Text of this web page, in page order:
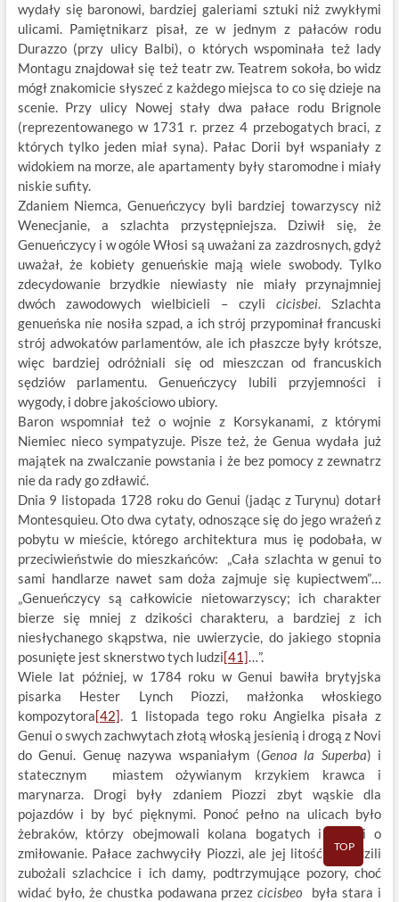
wydały się baronowi, bardziej galeriami sztuki niż zwykłymi
ulicami. Pamiętnikarz pisał, ze w jednym z pałaców rodu
Durazzo (przy ulicy Balbi), o których wspominała też lady
Montagu znajdował się też teatr zw. Teatrem sokoła, bo widz
mógł znakomicie słyszeć z każdego miejsca to co się dzieje na
scenie. Przy ulicy Nowej stały dwa pałace rodu Brignole
(reprezentowanego w 1731 r. przez 4 przebogatych braci, z
których tylko jeden miał syna). Pałac Dorii był wspaniały z
widokiem na morze, ale apartamenty były staromodne i miały
niskie sufity.
Zdaniem Niemca, Genueńczycy byli bardziej towarzyscy niż
Wenecjanie, a szlachta przystępniejsza. Dziwił się, że
Genueńczycy i w ogóle Włosi są uważani za zazdrosnych, gdyż
uważał, że kobiety genueńskie mają wiele swobody. Tylko
zdecydowanie brzydkie niewiasty nie miały przynajmniej
dwóch zawodowych wielbicieli – czylicicisbei. Szlachta
genueńska nie nosiła szpad, a ich strój przypominał francuski
strój adwokatów parlamentów, ale ich płaszcze były krótsze,
więc bardziej odróżniali się od mieszczan od francuskich
sędziów parlamentu. Genueńczycy lubili przyjemności i
wygody, i dobre jakościowo ubiory.
Baron wspomniał też o wojnie z Korsykanami, z którymi
Niemiec nieco sympatyzuje. Pisze też, że Genua wydała już
majątek na zwalczanie powstania i że bez pomocy z zewnatrz
nie da rady go zdławić.
Dnia 9 listopada 1728 roku do Genui (jadąc z Turynu) dotarł
Montesquieu. Oto dwa cytaty, odnoszące się do jego wrażeń z
pobytu w mieście, którego architektura mus ię podobała, w
przeciwieństwie do mieszkańców: „Cała szlachta w genui to
sami handlarze nawet sam doża zajmuje się kupiectwem”…
„Genueńczycy są całkowicie nietowarzyscy; ich charakter
bierze się mniej z dzikości charakteru, a bardziej z ich
niesłychanego skąpstwa, nie uwierzycie, do jakiego stopnia
posunięte jest sknerstwo tych ludzi[41]…”.
Wiele lat później, w 1784 roku w Genui bawiła brytyjska
pisarka Hester Lynch Piozzi, małżonka włoskiego
kompozytora[42]. 1 listopada tego roku Angielka pisała z
Genui o swych zachwytach złotą włoską jesienią i drogą z Novi
do Genui. Genuę nazywa wspaniałym (Genoa la Superba) i
statecznym miastem ożywianym krzykiem krawca i
marynarza. Drogi były zdaniem Piozzi zbyt wąskie dla
pojazdów i by być pięknymi. Ponoć pełno na ulicach było
żebraków, którzy obejmowali kolana bogatych i wołali o
zmiłowanie. Pałace zachwyciły Piozzi, ale jej litość wzbudzili
zubożali szlachcice i ich damy, podtrzymujące pozory, choć
widać było, że chustka podawana przezcicisbeo była stara i
TOP